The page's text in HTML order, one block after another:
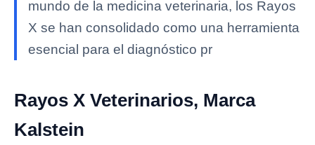
mundo de la medicina veterinaria, los Rayos
X se han consolidado como una herramienta
esencial para el diagnóstico pr
Rayos X Veterinarios, Marca
Kalstein